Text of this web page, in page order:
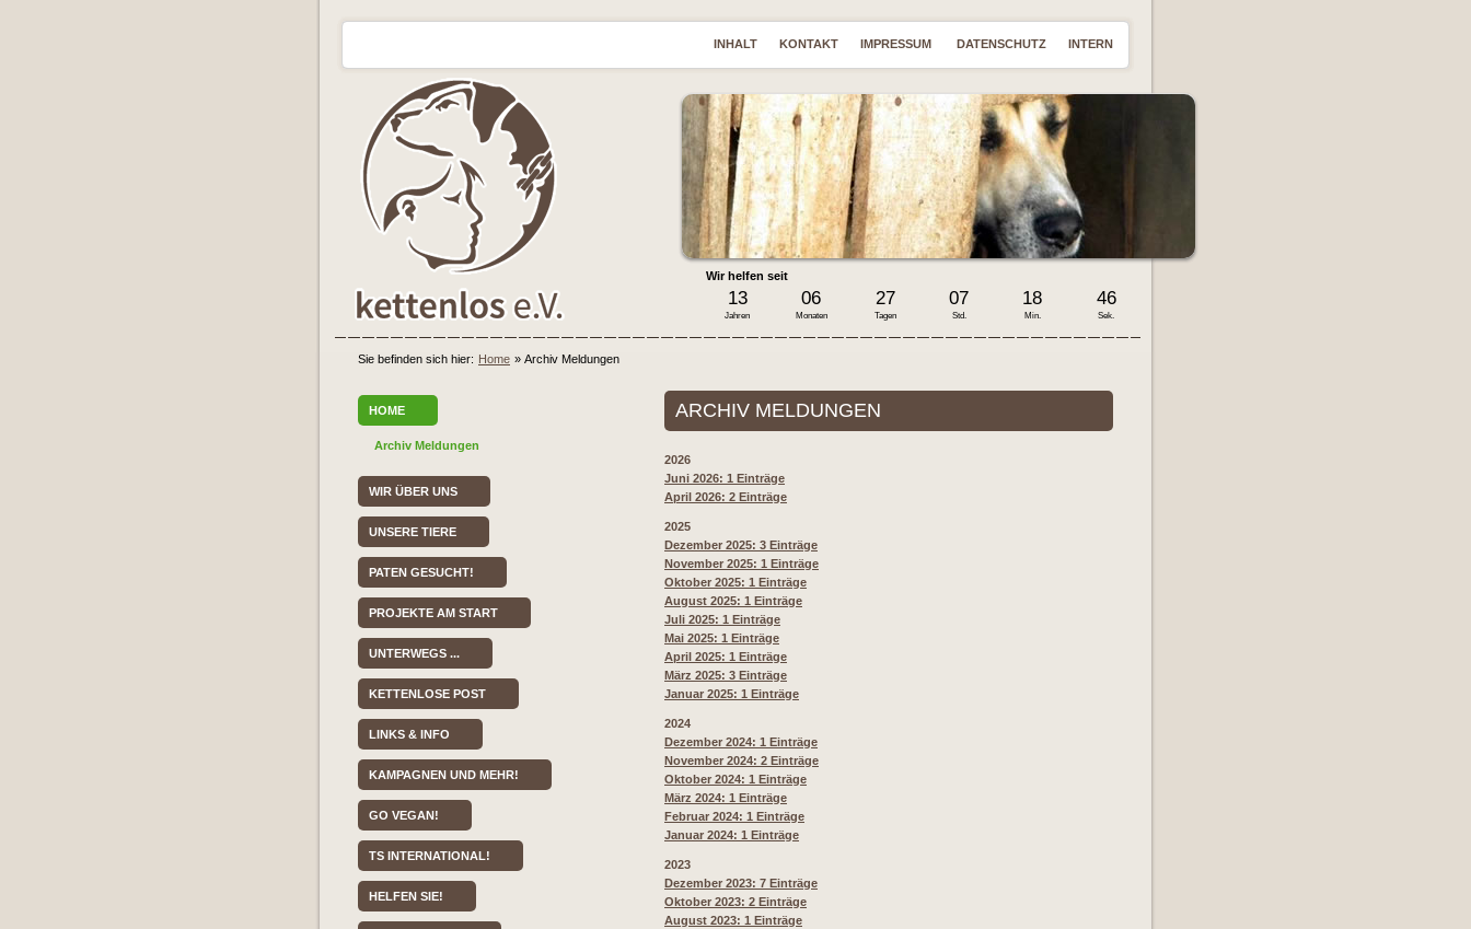
INHALT KONTAKT IMPRESSUM DATENSCHUTZ INTERN
Wir helfen seit
13
Jahren
06
Monaten
27
Tagen
07
Std.
18
Min.
47
Sek.
Sie befinden sich hier: Home » Archiv Meldungen
HOME
Archiv Meldungen
WIR ÜBER UNS
UNSERE TIERE
PATEN GESUCHT!
PROJEKTE AM START
UNTERWEGS ...
KETTENLOSE POST
LINKS & INFO
KAMPAGNEN UND MEHR!
GO VEGAN!
TS INTERNATIONAL!
HELFEN SIE!
ARCHIV MELDUNGEN
2026
Juni 2026: 1 Einträge
April 2026: 2 Einträge
2025
Dezember 2025: 3 Einträge
November 2025: 1 Einträge
Oktober 2025: 1 Einträge
August 2025: 1 Einträge
Juli 2025: 1 Einträge
Mai 2025: 1 Einträge
April 2025: 1 Einträge
März 2025: 3 Einträge
Januar 2025: 1 Einträge
2024
Dezember 2024: 1 Einträge
November 2024: 2 Einträge
Oktober 2024: 1 Einträge
März 2024: 1 Einträge
Februar 2024: 1 Einträge
Januar 2024: 1 Einträge
2023
Dezember 2023: 7 Einträge
Oktober 2023: 2 Einträge
August 2023: 1 Einträge